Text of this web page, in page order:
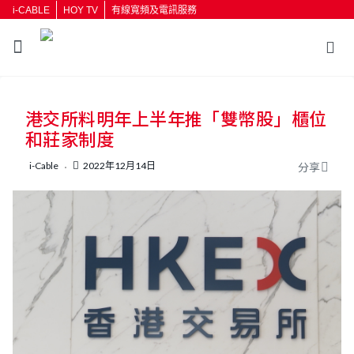
i-CABLE HOY TV 有線寬頻及電訊服務
按輸入鍵開始搜尋
港交所料明年上半年推「雙幣股」櫃位
和莊家制度
i-Cable 2022年12月14日 分享